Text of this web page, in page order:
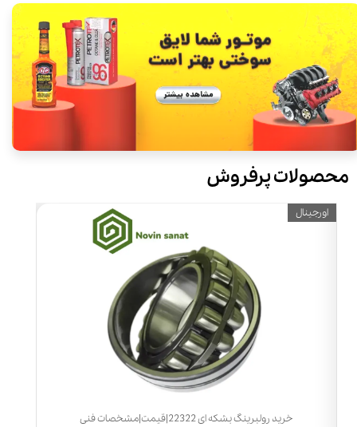
خرید رولبرینگ بشکه ای 23222|قیمت|مشخصات فنی
اورجینال
محصولات پرفروش